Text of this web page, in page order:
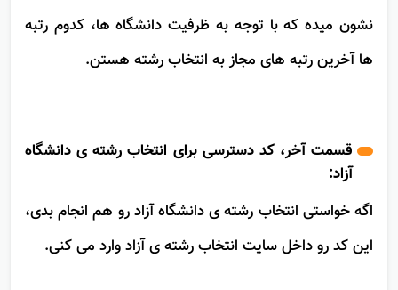
آخرین رتبه ی مجاز در سهمیه ی نهایی:
نشون میده که با توجه به ظرفیت دانشگاه ها، کدوم رتبه
قسمت آخر، کد دسترسی برای انتخاب رشته ی دانشگاه
آزاد:
اگه خواستی انتخاب رشته ی دانشگاه آزاد رو هم انجام بدی،